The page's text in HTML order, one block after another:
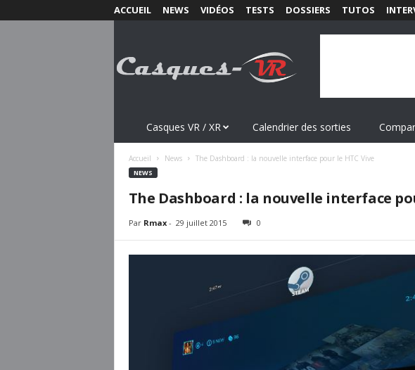
ACCUEIL NEWS VIDÉOS TESTS DOSSIERS TUTOS
s
Casques VR / XR Calendrier des sorties
Accueil News The Dashboard : la nouvelle interface pour le HTC Vive
NEWS
The Dashboard : la nouvelle interface
Par Rmax- 29 juillet 2015 0